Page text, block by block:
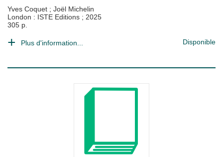
Yves Coquet ; Joël Michelin
London : ISTE Editions ; 2025
305 p.
Plus d'information... Disponible